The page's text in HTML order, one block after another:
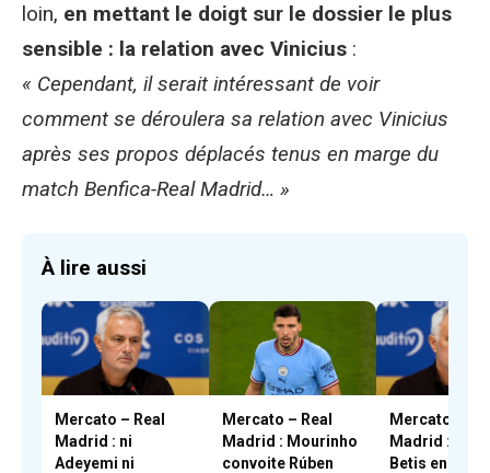
loin, en mettant le doigt sur le dossier le plus
sensible : la relation avec Vinicius :
« Cependant, il serait intéressant de voir
comment se déroulera sa relation avec Vinicius
après ses propos déplacés tenus en marge du
match Benfica-Real Madrid… »
À lire aussi
Mercato – Real
Madrid : ni
Adeyemi ni
Mercato – Real
Madrid : Mourinho
convoite Rúben
Mercato –
Madrid : le
Betis en